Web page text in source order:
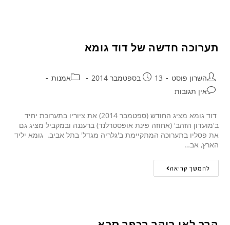
תערוכה חדשה של דוד גומא
השרון פוסט 13 בספטמבר 2014
אמנות
אין תגובות
דוד גומא מציג החודש (ספטמבר 2014) את ציוריו בתערוכת יחיד
ב'מועדון הזהב' (אחוזה פינת אופסטרלנד) ברעננה ובמקביל מציג גם
את פסליו בתערוכה המתקיימת ב'גלריה מגדל' בתל אביב. גומא יליד
הארץ, אב…
להמשך קריאה